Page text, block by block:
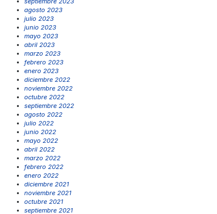
agosto 2023
julio 2023
junio 2023
mayo 2023
abril 2023
marzo 2023
febrero 2023
enero 2023
diciembre 2022
noviembre 2022
octubre 2022
septiembre 2022
agosto 2022
julio 2022
junio 2022
mayo 2022
abril 2022
marzo 2022
febrero 2022
enero 2022
diciembre 2021
noviembre 2021
octubre 2021
septiembre 2021